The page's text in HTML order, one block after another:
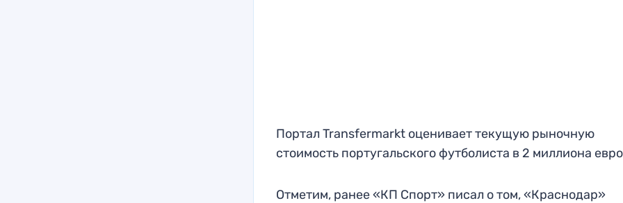
Портал Transfermarkt оценивает текущую рыночную
стоимость португальского футболиста в 2 миллиона
Отметим, ранее «КП Спорт» писал о том, «Краснодар»